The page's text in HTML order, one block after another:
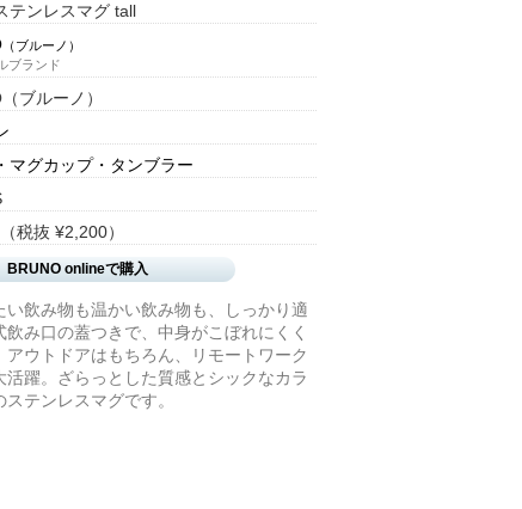
テンレスマグ tall
（ブルーノ）
ブランド
ブルーノ）
マグカップ・タンブラー
（税抜 ¥2,200）
BRUNO onlineで購入
飲み物も温かい飲み物も、しっかり適
み口の蓋つきで、中身がこぼれにくく
ウトドアはもちろん、リモートワーク
躍。ざらっとした質感とシックなカラ
テンレスマグです。